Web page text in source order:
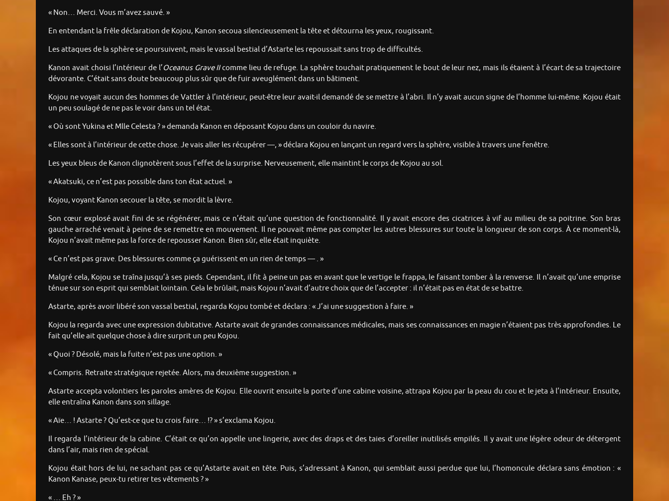
« Non… Merci. Vous m’avez sauvé. »
En entendant la frêle déclaration de Kojou, Kanon secoua silencieusement la tête et détourna les yeux, rougissant.
Les attaques de la sphère se poursuivent, mais le vassal bestial d’Astarte les repoussait sans trop de difficultés.
Kanon avait choisi l’intérieur de l’Oceanus Grave IIcomme lieu de refuge. La sphère touchait pratiquement le bout de leur nez, mais ils étaient à l’écart de sa trajectoire
dévorante. C’était sans doute beaucoup plus sûr que de fuir aveuglément dans un bâtiment.
Kojou ne voyait aucun des hommes de Vattler à l’intérieur, peut-être leur avait-il demandé de se mettre à l’abri. Il n’y avait aucun signe de l’homme lui-même. Kojou était
un peu soulagé de ne pas le voir dans un tel état.
« Où sont Yukina et Mlle Celesta ? » demanda Kanon en déposant Kojou dans un couloir du navire.
« Elles sont à l’intérieur de cette chose. Je vais aller les récupérer —, » déclara Kojou en lançant un regard vers la sphère, visible à travers une fenêtre.
Les yeux bleus de Kanon clignotèrent sous l’effet de la surprise. Nerveusement, elle maintint le corps de Kojou au sol.
« Akatsuki, ce n’est pas possible dans ton état actuel. »
Kojou, voyant Kanon secouer la tête, se mordit la lèvre.
Son cœur explosé avait fini de se régénérer, mais ce n’était qu’une question de fonctionnalité. Il y avait encore des cicatrices à vif au milieu de sa poitrine. Son bras
gauche arraché venait à peine de se remettre en mouvement. Il ne pouvait même pas compter les autres blessures sur toute la longueur de son corps. À ce moment-là,
Kojou n’avait même pas la force de repousser Kanon. Bien sûr, elle était inquiète.
« Ce n’est pas grave. Des blessures comme ça guérissent en un rien de temps — . »
Malgré cela, Kojou se traîna jusqu’à ses pieds. Cependant, il fit à peine un pas en avant que le vertige le frappa, le faisant tomber à la renverse. Il n’avait qu’une emprise
ténue sur son esprit qui semblait lointain. Cela le brûlait, mais Kojou n’avait d’autre choix que de l’accepter : il n’était pas en état de se battre.
Astarte, après avoir libéré son vassal bestial, regarda Kojou tombé et déclara : « J’ai une suggestion à faire. »
Kojou la regarda avec une expression dubitative. Astarte avait de grandes connaissances médicales, mais ses connaissances en magie n’étaient pas très approfondies. Le
fait qu’elle ait quelque chose à dire surprit un peu Kojou.
« Quoi ? Désolé, mais la fuite n’est pas une option. »
« Compris. Retraite stratégique rejetée. Alors, ma deuxième suggestion. »
Astarte accepta volontiers les paroles amères de Kojou. Elle ouvrit ensuite la porte d’une cabine voisine, attrapa Kojou par la peau du cou et le jeta à l’intérieur. Ensuite,
elle entraîna Kanon dans son sillage.
« Aïe… ! Astarte ? Qu’est-ce que tu crois faire… !? » s’exclama Kojou.
Il regarda l’intérieur de la cabine. C’était ce qu’on appelle une lingerie, avec des draps et des taies d’oreiller inutilisés empilés. Il y avait une légère odeur de détergent
dans l’air, mais rien de spécial.
Kojou était hors de lui, ne sachant pas ce qu’Astarte avait en tête. Puis, s’adressant à Kanon, qui semblait aussi perdue que lui, l’homoncule déclara sans émotion : «
Kanon Kanase, peux-tu retirer tes vêtements ? »
« … Eh ? »